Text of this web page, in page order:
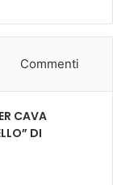
Commenti
CAVA
DI